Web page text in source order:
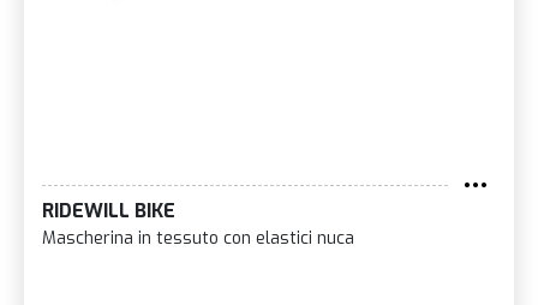
RIDEWILL BIKE
Mascherina in tessuto con elastici nuca